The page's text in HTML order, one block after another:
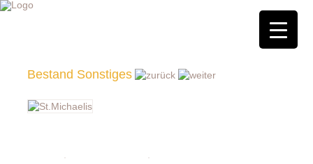
Bestand Sonstiges